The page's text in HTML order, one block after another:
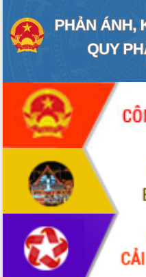
quan Đảng, Nhà nước
Lễ phát động chuỗi hoạt động chung
tay làm sạch môi trường
UBND tỉnh họp báo định kỳ tháng 4
năm 2026
Hội thảo khoa học “Giải pháp thúc đẩy
phát triển nền kinh tế xanh tại tỉnh
Đắk Lắk”
Tăng cường giám sát, đôn đốc thực
hiện nhiệm vụ quản lý tài sản công
hàng tuần
Tháo gỡ những vướng mắc, đẩy mạnh
công tác cải cách thủ tục hành chính
tại Trung tâm Phục vụ hành chính
công tỉnh